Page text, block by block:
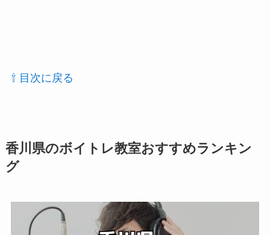
⇧ 目次に戻る
香川県のボイトレ教室おすすめランキン
グ